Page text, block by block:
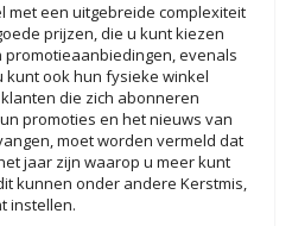
met een uitgebreide complexiteit
prijzen, die u kunt kiezen
evenals
ook hun fysieke winkel
die zich abonneren
promoties en het nieuws van
moet worden vermeld dat
jaar zijn waarop u meer kunt
kunnen onder andere Kerstmis,
instellen.